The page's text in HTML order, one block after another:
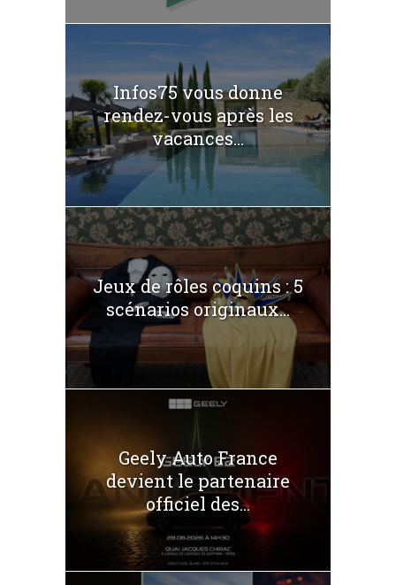
Infos75 vous donne
rendez-vous après les
vacances...
Jeux de rôles coquins : 5
scénarios originaux...
Geely Auto France
devient le partenaire
officiel des...